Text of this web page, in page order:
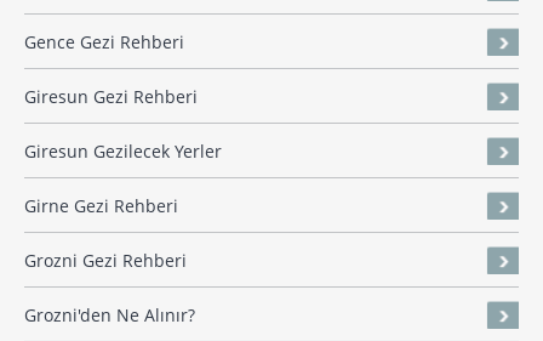
Gence Gezi Rehberi
Giresun Gezi Rehberi
Giresun Gezilecek Yerler
Girne Gezi Rehberi
Grozni Gezi Rehberi
Grozni'den Ne Alınır?